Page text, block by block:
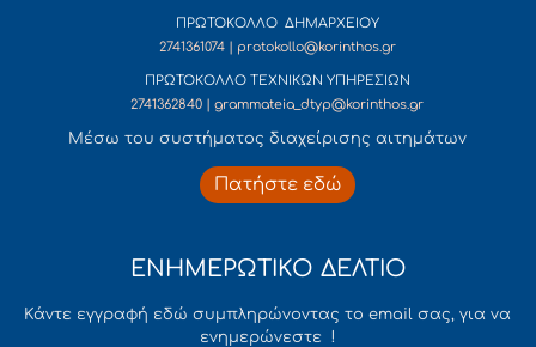
ΠΡΩΤΟΚΟΛΛΟ ΔΗΜΑΡΧΕΙΟΥ
2741361074 | protokollo@korinthos.gr
ΠΡΩΤΟΚΟΛΛΟ ΤΕΧΝΙΚΩΝ ΥΠΗΡΕΣΙΩΝ
2741362840 | grammateia_dtyp@korinthos.gr
Mέσω του συστήματος διαχείρισης αιτημάτων
Πατήστε εδώ
ΕΝΗΜΕΡΩΤΙΚΟ ΔΕΛΤΙΟ
Κάντε εγγραφή εδώ συμπληρώνοντας το email σας, για να
ενημερώνεστε !